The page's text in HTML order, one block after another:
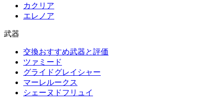
カクリア
エレノア
武器
交換おすすめ武器と評価
ツァミード
グライドグレイシャー
マーレルークス
シェーヌドフリュイ